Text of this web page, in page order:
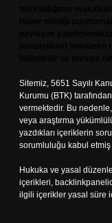
Sitemiz, 5651 Sayılı
Kurumu (BTK)
vermektedir. Bu
veya araştırma
yazdıkları içeriklerin
sorumluluğu kabul etmiş
Hukuka ve yasal
içerikleri,
ilgili içerikler yasal süre